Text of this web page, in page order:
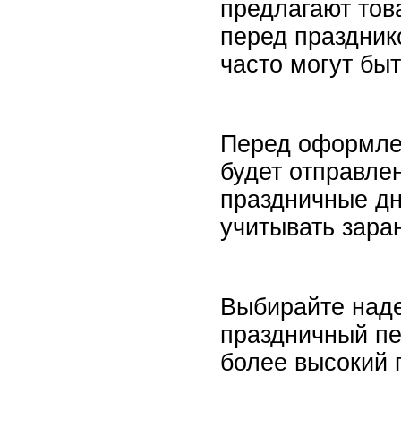
предлагают
перед
часто могут
Перед
будет
праздничные
учитывать
Выбирайте
праздничный
более высокий